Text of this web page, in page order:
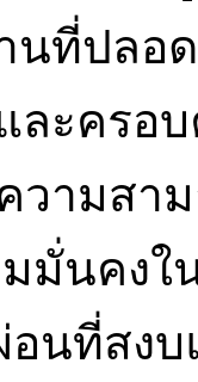
นที่ปลอ
ะครอ
วามสา
มมั่นคง
นที่สง